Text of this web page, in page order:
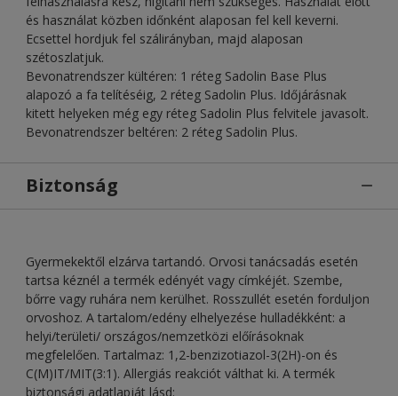
és használat közben időnként alaposan fel kell keverni.
Ecsettel hordjuk fel szálirányban, majd alaposan
szétoszlatjuk.
Bevonatrendszer kültéren: 1 réteg Sadolin Base Plus
alapozó a fa telítéséig, 2 réteg Sadolin Plus. Időjárásnak
kitett helyeken még egy réteg Sadolin Plus felvitele javasolt.
Bevonatrendszer beltéren: 2 réteg Sadolin Plus.
Biztonság
Gyermekektől elzárva tartandó. Orvosi tanácsadás esetén
tartsa kéznél a termék edényét vagy címkéjét. Szembe,
bőrre vagy ruhára nem kerülhet. Rosszullét esetén forduljon
orvoshoz. A tartalom/edény elhelyezése hulladékként: a
helyi/területi/ országos/nemzetközi előírásoknak
megfelelően. Tartalmaz: 1,2-benzizotiazol-3(2H)-on és
C(M)IT/MIT(3:1). Allergiás reakciót válthat ki. A termék
biztonsági adatlapját lásd: